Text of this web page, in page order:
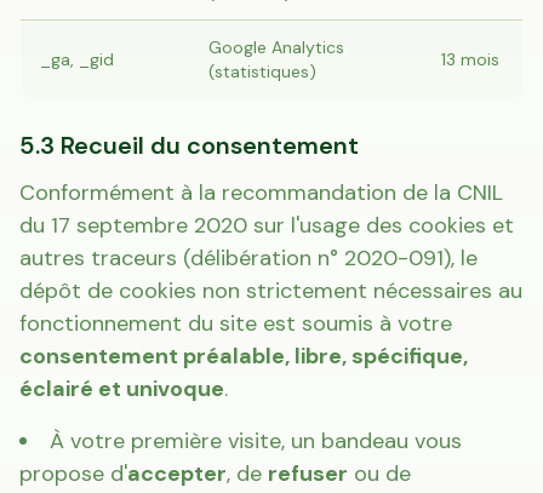
_ga, _gid
Google Analytics
(statistiques)
13 mois
5.3 Recueil du consentement
Conformément à la recommandation de la CNIL
du 17 septembre 2020 sur l'usage des cookies et
autres traceurs (délibération n° 2020-091), le
dépôt de cookies non strictement nécessaires au
fonctionnement du site est soumis à votre
consentement préalable, libre, spécifique,
éclairé et univoque.
À votre première visite, un bandeau vous
propose d'accepter, de refuser ou de